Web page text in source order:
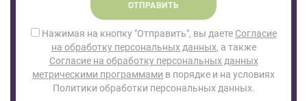
ОТПРАВИТЬ
Нажимая на кнопку "Отправить", вы даете Согласие
на обработку персональных данных, а также
Согласие на обработку персональных данных
метрическими программами в порядке и на условиях
Политики обработки персональных данных.